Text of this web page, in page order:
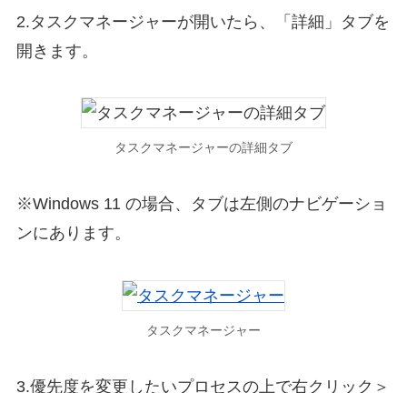
2.タスクマネージャーが開いたら、「詳細」タブを
開きます。
タスクマネージャーの詳細タブ
※Windows 11 の場合、タブは左側のナビゲーショ
ンにあります。
タスクマネージャー
3.優先度を変更したいプロセスの上で右クリック＞